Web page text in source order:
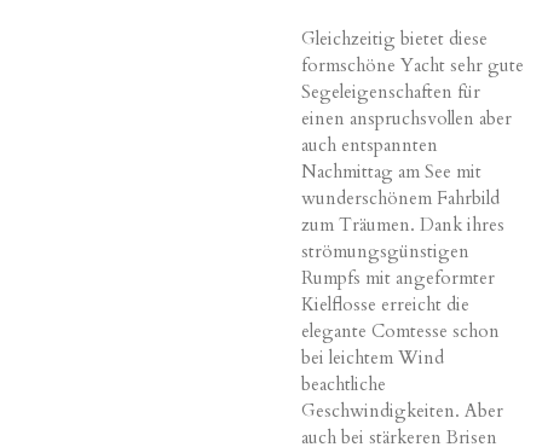
Gleichzeitig bietet diese
formschöne Yacht sehr gute
Segeleigenschaften für
einen anspruchsvollen aber
auch entspannten
Nachmittag am See mit
wunderschönem Fahrbild
zum Träumen. Dank ihres
strömungsgünstigen
Rumpfs mit angeformter
Kielflosse erreicht die
elegante Comtesse schon
bei leichtem Wind
beachtliche
Geschwindigkeiten. Aber
auch bei stärkeren Brisen